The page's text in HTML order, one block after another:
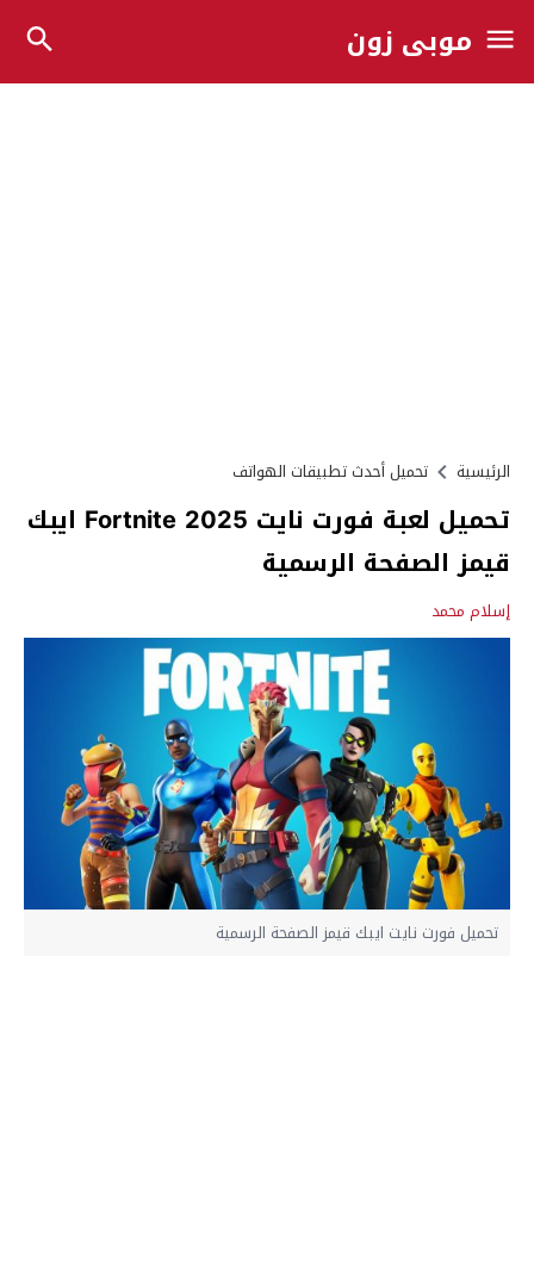
موبي زون
الرئيسية تحميل أحدث تطبيقات الهواتف
تحميل لعبة فورت نايت Fortnite 2025 ايبك
قيمز الصفحة الرسمية
إسلام محمد
تحميل فورت نايت ايبك قيمز الصفحة الرسمية